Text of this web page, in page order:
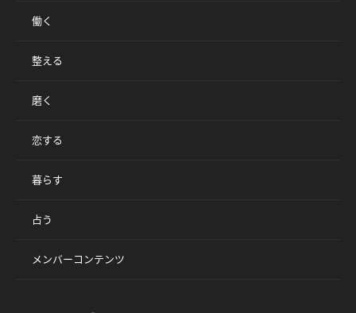
働く
整える
磨く
恋する
暮らす
占う
メンバーコンテンツ